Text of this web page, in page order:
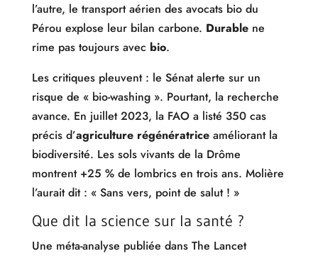
l’autre, le transport aérien des avocats bio du
Pérou explose leur bilan carbone. Durablene
rime pas toujours avec bio.
Les critiques pleuvent : le Sénat alerte sur un
risque de « bio-washing ». Pourtant, la recherche
avance. En juillet 2023, la FAO a listé 350 cas
précis d’agriculture régénératriceaméliorant la
biodiversité. Les sols vivants de la Drôme
montrent +25 % de lombrics en trois ans. Molière
l’aurait dit : « Sans vers, point de salut ! »
Que dit la science sur la santé ?
Une méta-analyse publiée dans The Lancet